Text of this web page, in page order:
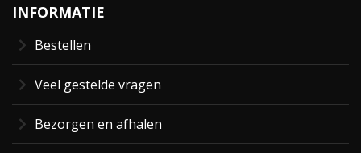
INFORMATIE
Bestellen
Veel gestelde vragen
Bezorgen en afhalen